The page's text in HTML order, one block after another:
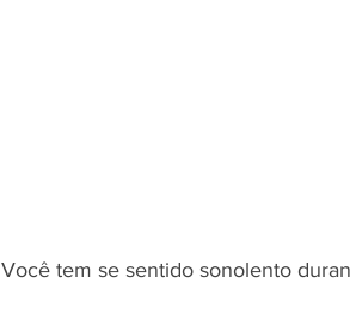
Você tem se sentido sonolento